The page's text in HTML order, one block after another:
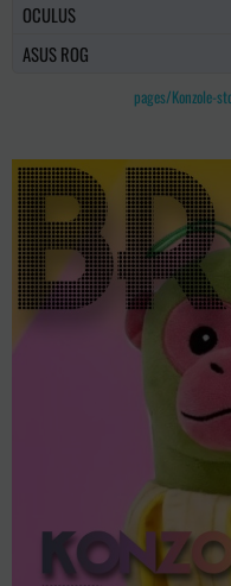
OCULUS
ASUS ROG
pages/Konzole-